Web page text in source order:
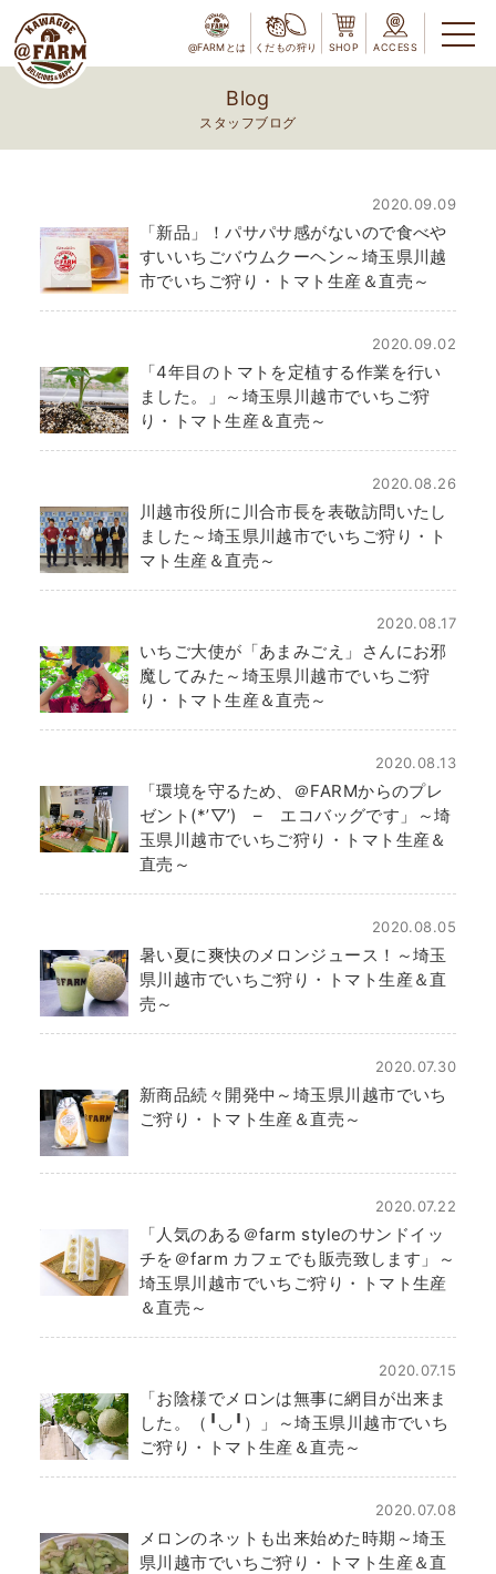
@FARMとは くだもの狩り SHOP ACCESS
Blog
スタッフブログ
2020.09.09
「新品」！パサパサ感がないので食べや
すいいちごバウムクーヘン～埼玉県川越
市でいちご狩り・トマト生産＆直売～
2020.09.02
「4年目のトマトを定植する作業を行い
ました。」～埼玉県川越市でいちご狩
り・トマト生産＆直売～
2020.08.26
川越市役所に川合市長を表敬訪問いたし
ました～埼玉県川越市でいちご狩り・ト
マト生産＆直売～
2020.08.17
いちご大使が「あまみごえ」さんにお邪
魔してみた～埼玉県川越市でいちご狩
り・トマト生産＆直売～
2020.08.13
「環境を守るため、＠FARMからのプレ
ゼント(*’▽’) – エコバッグです」～埼
玉県川越市でいちご狩り・トマト生産＆
直売～
2020.08.05
暑い夏に爽快のメロンジュース！～埼玉
県川越市でいちご狩り・トマト生産＆直
売～
2020.07.30
新商品続々開発中～埼玉県川越市でいち
ご狩り・トマト生産＆直売～
2020.07.22
「人気のある＠farm styleのサンドイッ
チを＠farm カフェでも販売致します」～
埼玉県川越市でいちご狩り・トマト生産
＆直売～
2020.07.15
「お陰様でメロンは無事に網目が出来ま
した。（╹◡╹）」～埼玉県川越市でいち
ご狩り・トマト生産＆直売～
2020.07.08
メロンのネットも出来始めた時期～埼玉
県川越市でいちご狩り・トマト生産＆直